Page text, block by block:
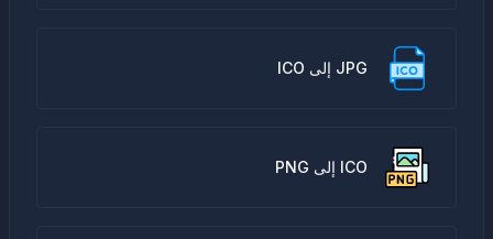
JPG إلى ICO
ICO إلى PNG